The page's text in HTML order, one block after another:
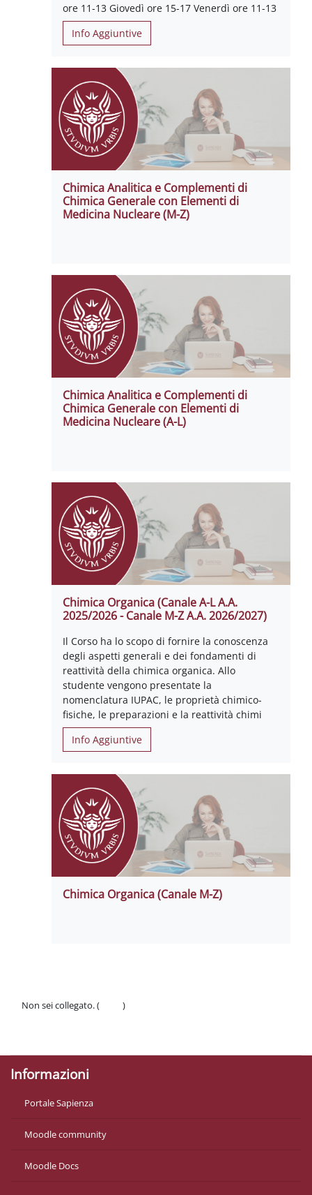
ore 11-13 Giovedì ore 15-17 Venerdì ore 11-13
Info Aggiuntive
Chimica Analitica e Complementi di
Chimica Generale con Elementi di
Medicina Nucleare (M-Z)
Chimica Analitica e Complementi di
Chimica Generale con Elementi di
Medicina Nucleare (A-L)
Chimica Organica (Canale A-L A.A.
2025/2026 - Canale M-Z A.A. 2026/2027)
Il Corso ha lo scopo di fornire la conoscenza
degli aspetti generali e dei fondamenti di
reattività della chimica organica. Allo
studente vengono presentate la
nomenclatura IUPAC, le proprietà chimico-
fisiche, le preparazioni e la reattività chimi
Info Aggiuntive
Chimica Organica (Canale M-Z)
Non sei collegato. (
)
Informazioni
Portale Sapienza
Moodle community
Moodle Docs